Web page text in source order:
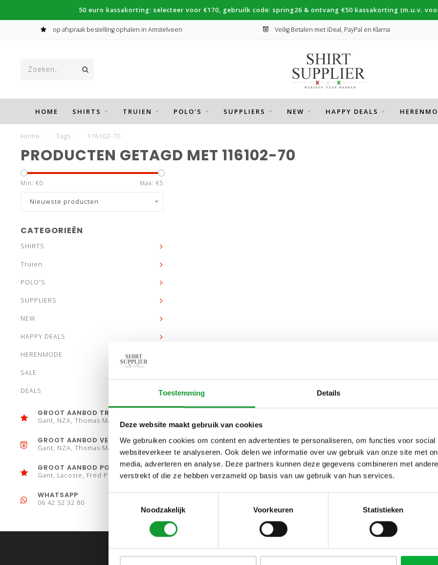
Toestemming Details
Deze website maakt gebruik van cookies
We gebruiken cookies om content en advertenties te personaliseren, om functies voor
websiteverkeer te analyseren. Ook delen we informatie over uw gebruik van onze site met
media, adverteren en analyse. Deze partners kunnen deze gegevens combineren met
verstrekt of die ze hebben verzameld op basis van uw gebruik van hun services.
Noodzakelijk
Voorkeuren Statistieken
50 euro kassakorting: selecteer voor €170, gebruilk code: spring26 & ontvang €50 kassakorting (m.u.v.
op afspraak bestelling ophalen in Amstelveen Veilig Betalen met iDeal, PayPal en Klarna
HOME SHIRTS TRUIEN POLO'S SUPPLIERS NEW HAPPY DEALS
Home Tags 116102-70
PRODUCTEN GETAGD MET 116102-70
Min: €0 Max: €5
Nieuwste producten
CATEGORIEËN
SHIRTS
Truien
POLO'S
SUPPLIERS
NEW
HAPPY DEALS
HERENMODE
SALE
DEALS
GROOT AANBOD TRUIEN
Gant, NZA, Thomas Maine
GROOT AANBOD VESTEN
Gant, NZA, Thomas Maine
GROOT AANBOD POLO´S
Gant, Lacoste, Fred Perry
WHATSAPP
06 42 52 32 80